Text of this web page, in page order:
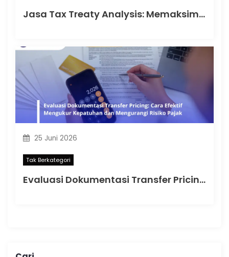
Jasa Tax Treaty Analysis: Memaksimalkan Manfaat Perjanjian Pajak Internasional dan Mengurangi Risiko Pajak Lintas Negara
25 Juni 2026
Tak Berkategori
Evaluasi Dokumentasi Transfer Pricing: Cara Efektif Mengukur Kepatuhan dan Mengurangi Risiko Pajak